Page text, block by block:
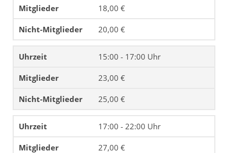
18,00 €
20,00 €
15:00 - 17:00 Uhr
23,00 €
25,00 €
17:00 - 22:00 Uhr
27,00 €